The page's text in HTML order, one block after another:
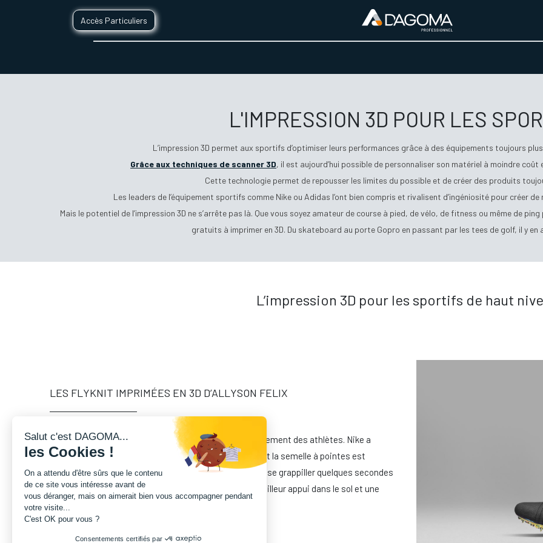
Accès Particuliers
L'IMPRESSION 3D POUR LES
L’impression 3D permet aux sportifs d’optimiser leurs performances grâce à des équipements toujours
Grâce aux techniques de scanner 3D, il est aujourd’hui possible de personnaliser son matériel à moindre
Cette technologie permet de repousser les limites du possible et de créer des produits
Les leaders de l’équipement sportifs comme Nike ou Adidas l’ont bien compris et rivalisent d’ingéniosité pour créer
Mais le potentiel de l’impression 3D ne s’arrête pas là. Que vous soyez amateur de course à pied, de vélo, de fitness ou même de
gratuits à imprimer en 3D. Du skateboard au porte Gopro en passant par les tees de golf, il y
L’impression 3D pour les sportifs de haut
LES FLYKNIT IMPRIMÉES EN 3D D’ALLYSON FELIX
L’impression 3D est de plus en plus utilisée pour l’équipement des athlètes. Nike a
développé des chaussures d'athlétisme, les Flyknit dont la semelle à pointes est
imprimée en 3D afin que la sprinteuse Allyson Felix puisse grappiller quelques secondes
aux JO de Rio en 2016. Cette technologie permet un meilleur appui dans le sol et une
meilleure adaptation de la chaussure à l’athlète.
Salut c'est DAGOMA...
les Cookies !
On a attendu d'être sûrs que le contenu
de ce site vous intéresse avant de
vous déranger, mais on aimerait bien vous accompagner pendant
votre visite...
C'est OK pour vous ?
Consentements certifiés par